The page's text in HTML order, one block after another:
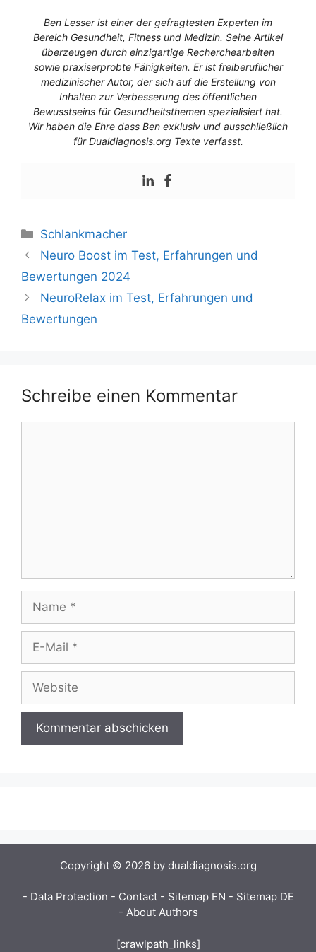
Ben Lesser ist einer der gefragtesten Experten im
Bereich Gesundheit, Fitness und Medizin. Seine Artikel
überzeugen durch einzigartige Recherchearbeiten
sowie praxiserprobte Fähigkeiten. Er ist freiberuflicher
medizinischer Autor, der sich auf die Erstellung von
Inhalten zur Verbesserung des öffentlichen
Bewusstseins für Gesundheitsthemen spezialisiert hat.
Wir haben die Ehre dass Ben exklusiv und ausschließlich
für Dualdiagnosis.org Texte verfasst.
Schlankmacher
Neuro Boost im Test, Erfahrungen und
Bewertungen 2024
NeuroRelax im Test, Erfahrungen und
Bewertungen
Schreibe einen Kommentar
Copyright © 2026 by dualdiagnosis.org
- Data Protection - Contact - Sitemap EN - Sitemap DE
- About Authors
[crawlpath_links]